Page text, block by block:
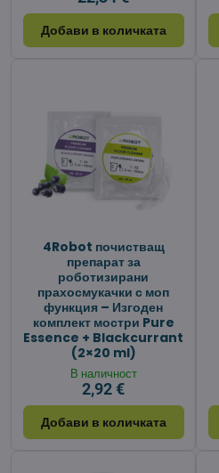
Добави в количката
4Robot почистващ
препарат за
роботизирани
прахосмукачки с моп
функция – Изгоден
комплект мостри Pure
Essence + Blackcurrant
(2×20 ml)
В наличност
2,92 €
Добави в количката